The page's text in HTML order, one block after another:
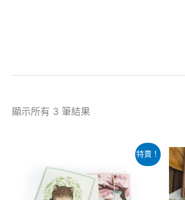
顯示所有 3 筆結果
特賣！
價
格：
$129.00。
價
格：
$79.00。